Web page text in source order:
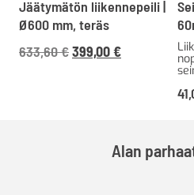
Jäätymätön liikennepeili |
Ø600 mm, teräs
633,60€Alkuperäinen
399,00€Nykyinen
Alan